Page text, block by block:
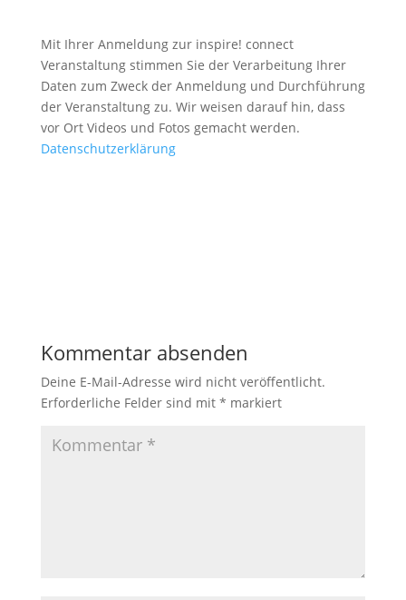
Mit Ihrer Anmeldung zur inspire! connect
Veranstaltung stimmen Sie der Verarbeitung Ihrer
Daten zum Zweck der Anmeldung und Durchführung
der Veranstaltung zu. Wir weisen darauf hin, dass
vor Ort Videos und Fotos gemacht werden.
Datenschutzerklärung
Kommentar absenden
Deine E-Mail-Adresse wird nicht veröffentlicht.
Erforderliche Felder sind mit * markiert